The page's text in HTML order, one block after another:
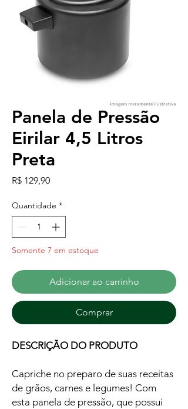
Panela de Pressão
Eirilar 4,5 Litros
Preta
R$ 129,90Preço
Quantidade *
Somente 7 em estoque
Adicionar ao carrinho
Comprar
DESCRIÇÃO DO PRODUTO
Capriche no preparo de suas receitas
de grãos, carnes e legumes! Com
esta panela de pressão, que possui